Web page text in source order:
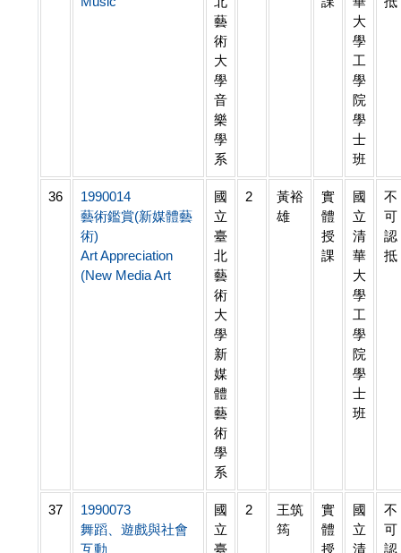
藝
術
大
學
音
樂
學
系
大
學
工
學
院
學
士
班
36
1990014
藝術鑑賞(新媒體藝
術)
Art Appreciation
(New Media Art
國
立
臺
北
藝
術
大
學
新
媒
體
藝
術
學
系
2
黃裕
雄
實
體
授
課
國
立
清
華
大
學
工
學
院
學
士
班
不
可
認
抵
37
1990073
舞蹈、遊戲與社會
互動
國
立
臺
2
王筑
筠
實
體
授
國
立
清
不
可
認